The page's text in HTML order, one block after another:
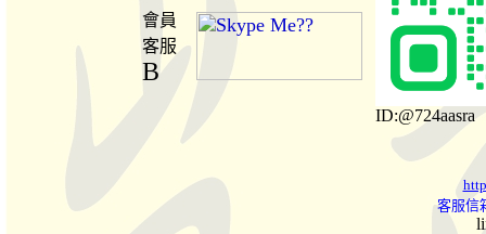
ID:@724aasra
會員
客服
B
客服信